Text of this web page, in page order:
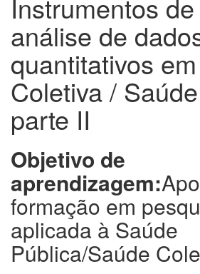
Instrumentos
análise de
quantitativos
Coletiva /
parte II
Objetivo de
aprendizagem:
formação em
aplicada à Saúde
Pública/Saúde